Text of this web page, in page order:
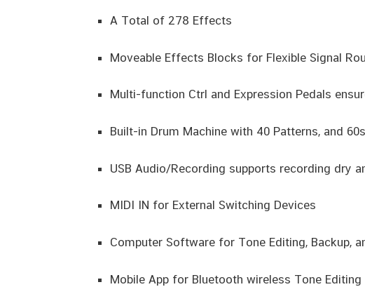
A Total of 278 Effects
Moveable Effects Blocks for Flexible Signal
Multi-function Ctrl and Expression Pedals
Built-in Drum Machine with 40 Patterns, and
USB Audio/Recording supports recording dry
MIDI IN for External Switching Devices
Computer Software for Tone Editing, Backup,
Mobile App for Bluetooth wireless Tone Editing